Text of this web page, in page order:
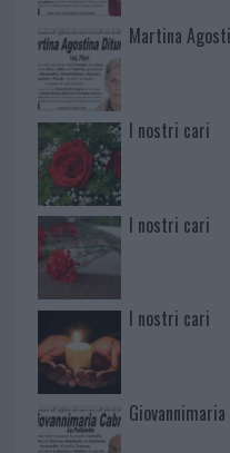
Martina
I nostri cari
I nostri cari
I nostri cari
Giovannimaria